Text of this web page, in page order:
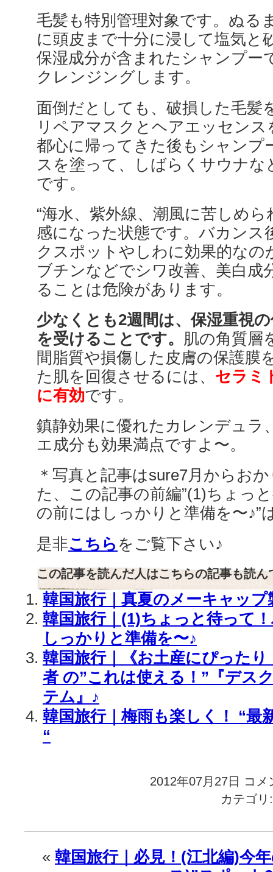
毛髪も特別管理対象です。ぬる
に頭皮まで十分に浸して塩気と
保湿成分が含まれたシャンプー
クレンジングします。
面倒だとしても、破損した毛髪
リペアマスクとヘアエッセン
都心に帰ってきた後もシャンプ
スを塗って、しばらくサウナな
です。
“海水、紫外線、潮風に苦しめ
感になった状態です。バカンス
クスポットやしわに効果的なの
ブチンなどでシワ改善、美白成
ることは危険があります。
少なくとも2週間は、保湿重視
を受けることです。 肌の角質層
間脂質や損傷した皮膚の保護膜
た肌を回復させるには、 セラミ
に有効です。
鎮静効果に優れたカレンデュラ
エ成分も効果満点ですよ〜。
＊写真と記事はsure7月からお
た、この記事の前編”(1)ちょっ
の前にはしっかりと準備を〜♪”
是非こちら をご覧下さい♪
この記事を読んだ人はこちらの記事も読ん
韓国旅行｜真夏のメーキャップ
韓国旅行｜(1)ちょっと待って
しっかりと準備を〜♪
韓国旅行｜《お土産にぴったり
者 の”これは使える！”『デス
テム』♪
韓国旅行｜梅雨も楽しく！ “最
“
2012年07月27日
韓
旅
｜
バ
コメ
カテゴ
« 韓国旅行｜必見！(江北編)今